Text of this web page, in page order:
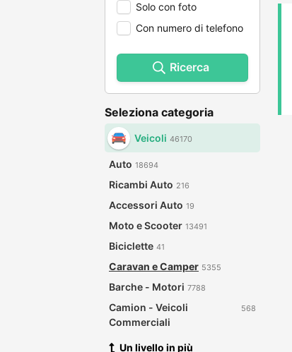
Solo con foto
Con numero di telefono
Ricerca
Seleziona categoria
Veicoli 46170
Auto 18694
Ricambi Auto 216
Accessori Auto 19
Moto e Scooter 13491
Biciclette 41
Caravan e Camper 5355
Barche - Motori 7788
Camion - Veicoli
Commerciali
568
Un livello in più